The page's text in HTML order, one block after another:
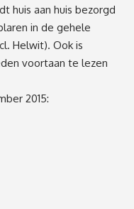
huis aan huis bezorgd
in de gehele
Helwit). Ook is
voortaan te lezen
2015: